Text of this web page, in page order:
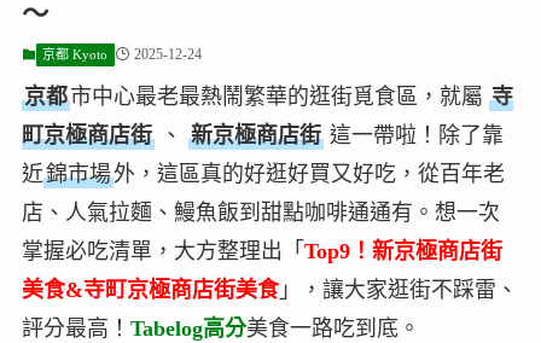
～
京都 Kyoto 2025-12-24
京都市中心最老最熱鬧繁華的逛街覓食區，就屬 寺
町京極商店街、 新京極商店街這一帶啦！除了靠
近錦市場外，這區真的好逛好買又好吃，從百年老
店、人氣拉麵、鰻魚飯到甜點咖啡通通有。想一次
掌握必吃清單，大方整理出「 Top9！新京極商店街
美食&寺町京極商店街美食」，讓大家逛街不踩雷、
評分最高！ Tabelog高分美食一路吃到底。